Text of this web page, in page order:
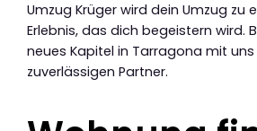
Umzug Krüger wird dein Umzug zu
Erlebnis, das dich begeistern wird.
neues Kapitel in Tarragona mit
zuverlässigen Partner.